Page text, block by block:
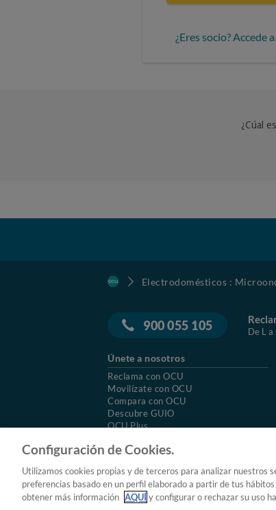
¿Eres socio? Accede
Electrodomésticos :
900 055 105 De L
Únete a nosotros
Reclama con OCU
Movilízate con OCU
Compara con OCU
Descubre GUIO
OCU Plus
Aviso Legal
Política de cookies
Configuración de Cookies.
Utilizamos cookies propias y de terceros para analizar nuestros
preferencias basado en un perfil elaborado a partir de tus
obtener más información AQUÍy configurar o rechazar su uso